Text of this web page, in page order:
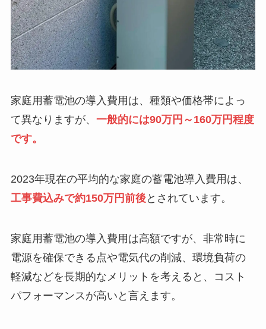
家庭用蓄電池の導入費用は、種類や価格帯によっ
て異なりますが、 一般的には90万円～160万円程度
です。
2023年現在の平均的な家庭の蓄電池導入費用は、
工事費込みで約150万円前後とされています。
家庭用蓄電池の導入費用は高額ですが、非常時に
電源を確保できる点や電気代の削減、環境負荷の
軽減などを長期的なメリットを考えると、コスト
パフォーマンスが高いと言えます。